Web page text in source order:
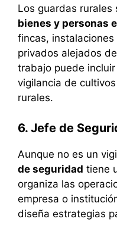
Los guardas rurales
bienes y personas
fincas,
privados alejados
trabajo puede
vigilancia de
rurales.
6. Jefe de
Aunque no es un
de seguridad tiene
organiza las
empresa o
diseña estrategias